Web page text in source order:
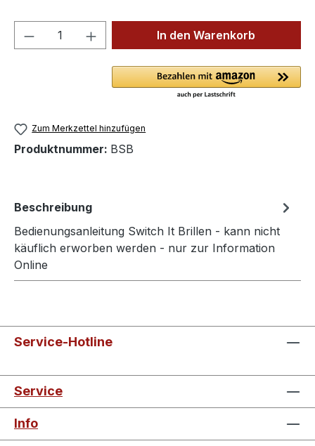
Produkt Anzahl: Gib denIn den Warenkorb
Zum Merkzettel hinzufügen
Produktnummer: BSB
Beschreibung
Bedienungsanleitung Switch It Brillen - kann nicht
käuflich erworben werden - nur zur Information
Online
Service-Hotline
Service
Info